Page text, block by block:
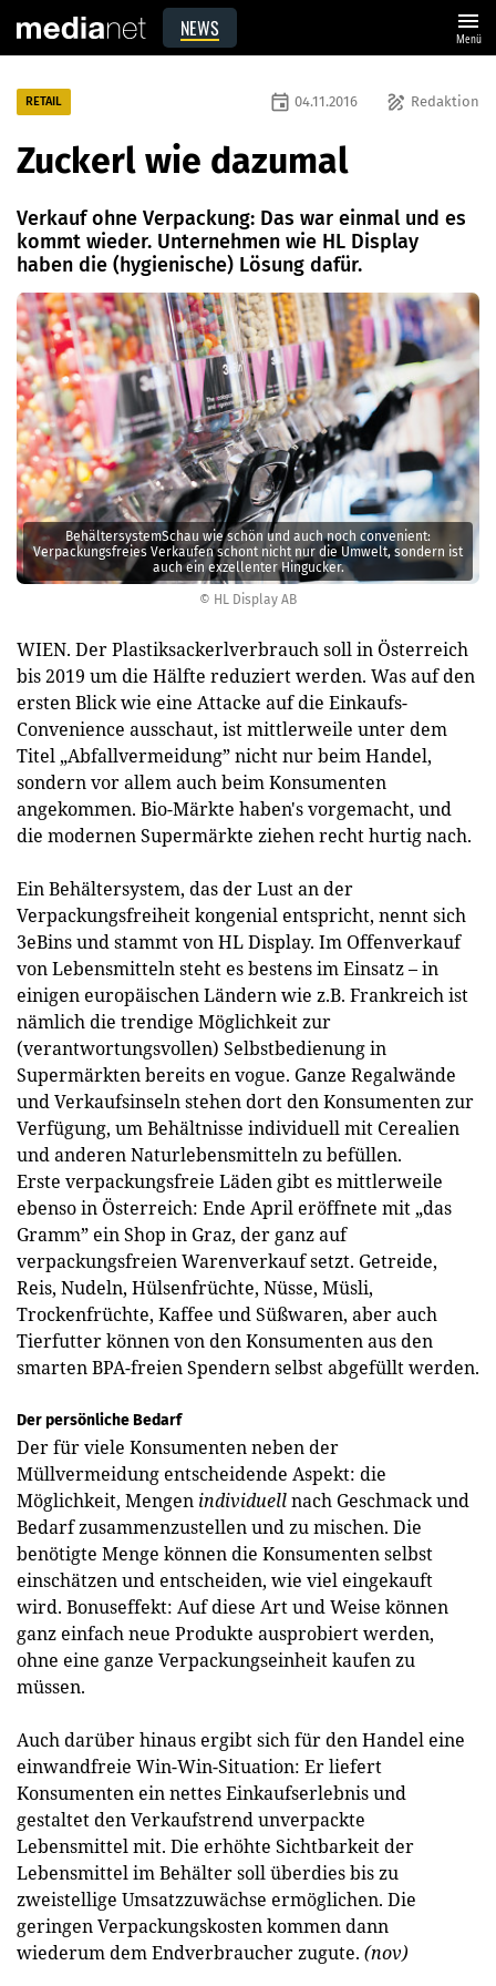
NEWS menu
Menü
© HL Display AB
BehältersystemSchau wie schön und auch noch convenient:
Verpackungsfreies Verkaufen schont nicht nur die Umwelt, sondern ist
auch ein exzellenter Hingucker.
RETAIL draw Redaktion
event 04.11.2016
Zuckerl wie dazumal
Verkauf ohne Verpackung: Das war einmal und es
kommt wieder. Unternehmen wie HL Display
haben die (hygienische) Lösung dafür.
WIEN. Der Plastiksackerlverbrauch soll in Österreich
bis 2019 um die Hälfte reduziert werden. Was auf den
ersten Blick wie eine Attacke auf die Einkaufs-
Convenience ausschaut, ist mittlerweile unter dem
Titel „Abfallvermeidung” nicht nur beim Handel,
sondern vor allem auch beim Konsumenten
angekommen. Bio-Märkte haben's vorgemacht, und
die modernen Supermärkte ziehen recht hurtig nach.
Ein Behältersystem, das der Lust an der
Verpackungsfreiheit kongenial entspricht, nennt sich
3eBins und stammt von HL Display. Im Offenverkauf
von ­Lebensmitteln steht es bestens im Einsatz – in
einigen europäischen Ländern wie z.B. Frankreich ist
nämlich die trendige Möglichkeit zur
(verantwortungsvollen) Selbstbedienung in
Supermärkten bereits en vogue. Ganze Regalwände
und Verkaufsinseln stehen dort den Konsumenten zur
Verfügung, um Behältnisse individuell mit Cerealien
und anderen Natur­lebensmitteln zu befüllen.
Erste verpackungsfreie Läden gibt es mittlerweile
ebenso in Österreich: Ende April eröffnete mit „das
Gramm” ein Shop in Graz, der ganz auf
verpackungsfreien Warenverkauf setzt. Getreide,
Reis, Nudeln, Hülsenfrüchte, Nüsse, Müsli,
Trockenfrüchte, Kaffee und Süßwaren, aber auch
Tierfutter können von den Konsumenten aus den
smarten BPA-freien Spendern selbst abgefüllt werden.
Der persönliche Bedarf
Der für viele Konsumenten neben der
Müllvermeidung entscheidende Aspekt: die
Möglichkeit, Mengen individuellnach Geschmack und
Bedarf zusammenzustellen und zu mischen. Die
benötigte Menge können die Konsumenten selbst
einschätzen und entscheiden, wie viel eingekauft
wird. Bonus­effekt: Auf diese Art und Weise können
ganz einfach neue Produkte ausprobiert werden,
ohne eine ganze Verpackungseinheit kaufen zu
müssen.
Auch darüber hinaus ergibt sich für den Handel eine
einwandfreie Win-Win-Situation: Er liefert
Konsumenten ein nettes Einkaufserlebnis und
gestaltet den Verkaufstrend unverpackte
Lebensmittel mit. Die erhöhte Sichtbarkeit der
Lebensmittel im Behälter soll überdies bis zu
zweistellige Umsatzzuwächse ermöglichen. Die
geringen Verpackungskosten kommen dann
wiederum dem Endverbraucher zugute. (nov)